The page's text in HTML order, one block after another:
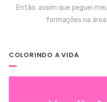
Então, assim que peguei
formações na
COLORINDO A VIDA